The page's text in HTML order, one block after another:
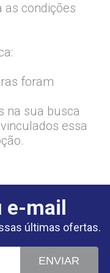
as condições
foram
na sua busca
essa
e-mail
últimas ofertas.
ENVIAR